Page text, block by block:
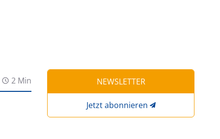
2 Min NEWSLETTER
Jetzt abonnieren